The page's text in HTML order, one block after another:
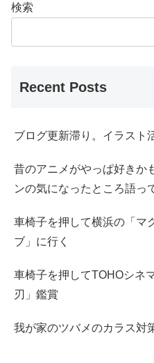
検索
Recent Posts
ブログ更新滞り。イラスト
昔のアニメがやっぱ好きか
ンの気になったところ語っ
車椅子を押して横浜の「マ
ブ」に行く
車椅子を押してTOHOシネ
刃」鑑賞
我が家のツバメのカラス対